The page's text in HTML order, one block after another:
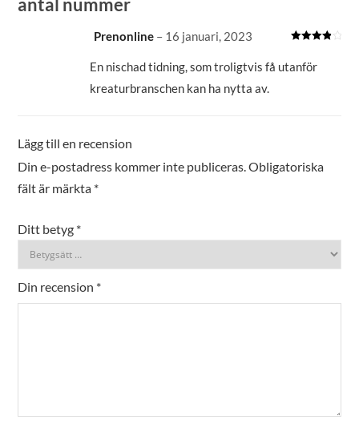
antal nummer
Prenonline – 16 januari, 2023
En nischad tidning, som troligtvis få utanför
kreaturbranschen kan ha nytta av.
Lägg till en recension
Din e-postadress kommer inte publiceras.Obligatoriska
fält är märkta *
Ditt betyg *
Din recension *